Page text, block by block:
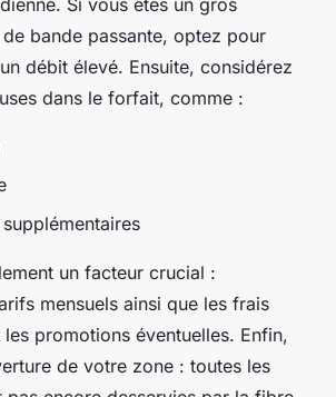
bande passante, optez pour
débit élevé. Ensuite, considérez
dans le forfait, comme :
un facteur crucial :
mensuels ainsi que les frais
promotions éventuelles. Enfin,
de votre zone : toutes les